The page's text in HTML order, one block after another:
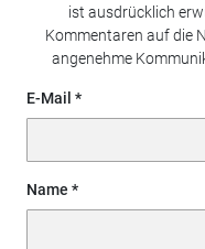
ist ausdrücklich
Kommentaren auf die
angenehme
E-Mail
Name